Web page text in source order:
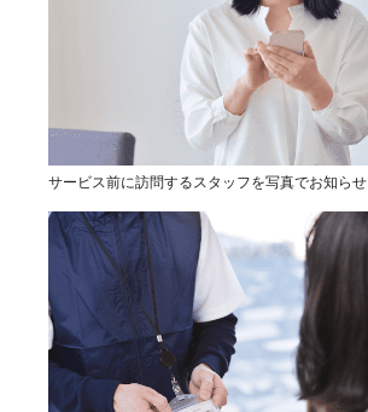
サービス前に訪問するスタッフを写真でお知らせ